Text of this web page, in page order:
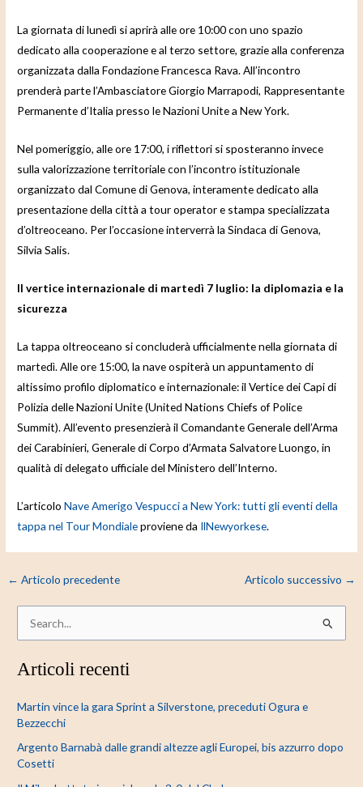
La giornata di lunedì si aprirà alle ore 10:00 con uno spazio
dedicato alla cooperazione e al terzo settore, grazie alla conferenza
organizzata dalla Fondazione Francesca Rava. All’incontro
prenderà parte l’Ambasciatore Giorgio Marrapodi, Rappresentante
Permanente d’Italia presso le Nazioni Unite a New York.
Nel pomeriggio, alle ore 17:00, i riflettori si sposteranno invece
sulla valorizzazione territoriale con l’incontro istituzionale
organizzato dal Comune di Genova, interamente dedicato alla
presentazione della città a tour operator e stampa specializzata
d’oltreoceano. Per l’occasione interverrà la Sindaca di Genova,
Silvia Salis.
Il vertice internazionale di martedì 7 luglio: la diplomazia e la
sicurezza
La tappa oltreoceano si concluderà ufficialmente nella giornata di
martedì. Alle ore 15:00, la nave ospiterà un appuntamento di
altissimo profilo diplomatico e internazionale: il Vertice dei Capi di
Polizia delle Nazioni Unite (United Nations Chiefs of Police
Summit). All’evento presenzierà il Comandante Generale dell’Arma
dei Carabinieri, Generale di Corpo d’Armata Salvatore Luongo, in
qualità di delegato ufficiale del Ministero dell’Interno.
L’articoloNave Amerigo Vespucci a New York: tutti gli eventi della
tappa nel Tour Mondialeproviene da IlNewyorkese.
← Articolo precedente Articolo successivo →
r
a
Articoli recenti
Martin vince la gara Sprint a Silverstone, preceduti Ogura e
Bezzecchi
Argento Barnabà dalle grandi altezze agli Europei, bis azzurro dopo
Cosetti